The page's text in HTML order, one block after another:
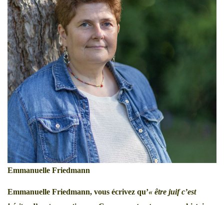
Emmanuelle Friedmann
Emmanuelle Friedmann, vous écrivez qu’« être juif c’est